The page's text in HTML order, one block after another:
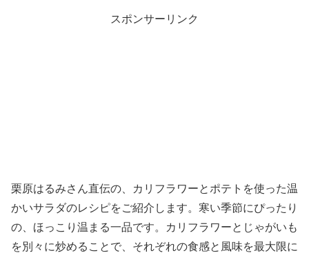
スポンサーリンク
栗原はるみさん直伝の、カリフラワーとポテトを使った温
かいサラダのレシピをご紹介します。寒い季節にぴったり
の、ほっこり温まる一品です。カリフラワーとじゃがいも
を別々に炒めることで、それぞれの食感と風味を最大限に